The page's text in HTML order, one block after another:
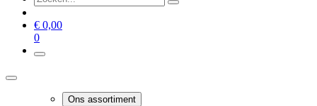
€ 0,00
0
Ons assortiment